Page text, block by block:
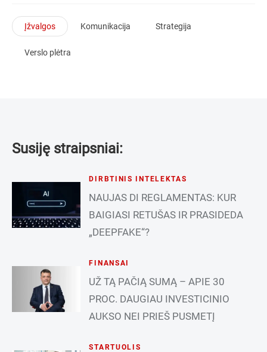
Įžvalgos Komunikacija Strategija
Verslo plėtra
Susiję straipsniai:
DIRBTINIS INTELEKTAS
NAUJAS DI REGLAMENTAS: KUR
BAIGIASI RETUŠAS IR PRASIDEDA
„DEEPFAKE“?
FINANSAI
UŽ TĄ PAČIĄ SUMĄ – APIE 30
PROC. DAUGIAU INVESTICINIO
AUKSO NEI PRIEŠ PUSMETĮ
STARTUOLIS